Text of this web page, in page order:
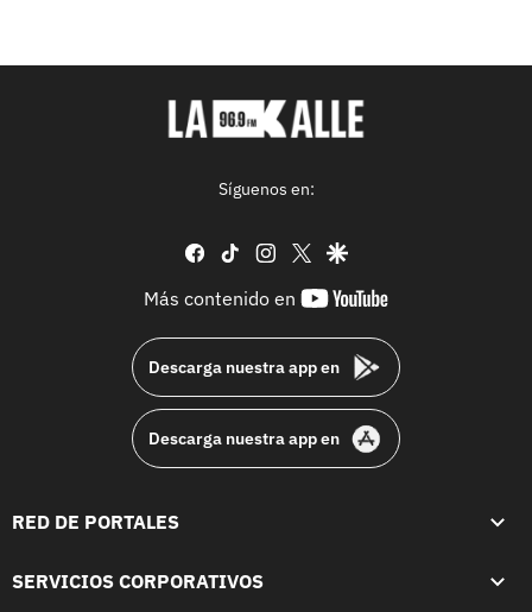
Síguenos en:
facebook
tiktok instagram
twittergoogle
Más contenido en
youtube-
Descarga nuestra app en
Descarga nuestra app en
RED DE PORTALES
SERVICIOS CORPORATIVOS